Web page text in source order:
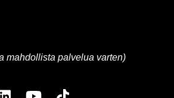
mahdollista palvelua varten)